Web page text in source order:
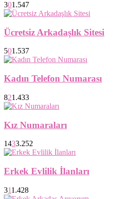
301.547
Ücretsiz Arkadaşlık Sitesi
501.537
Kadın Telefon Numarası
821.433
Kız Numaraları
1433.252
Erkek Evlilik İlanları
311.428